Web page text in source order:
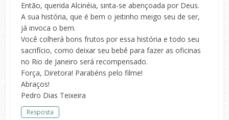
Então, querida Alcinéia, sinta-se abençoada por Deus.
A sua história, que é bem o jeitinho meigo seu de ser,
já invoca o bem.
Você colherá bons frutos por essa história e todo seu
sacrifício, como deixar seu bebê para fazer as oficinas
no Rio de Janeiro será recompensado.
Força, Diretora! Parabéns pelo filme!
Abraços!
Pedro Dias Teixeira
Resposta